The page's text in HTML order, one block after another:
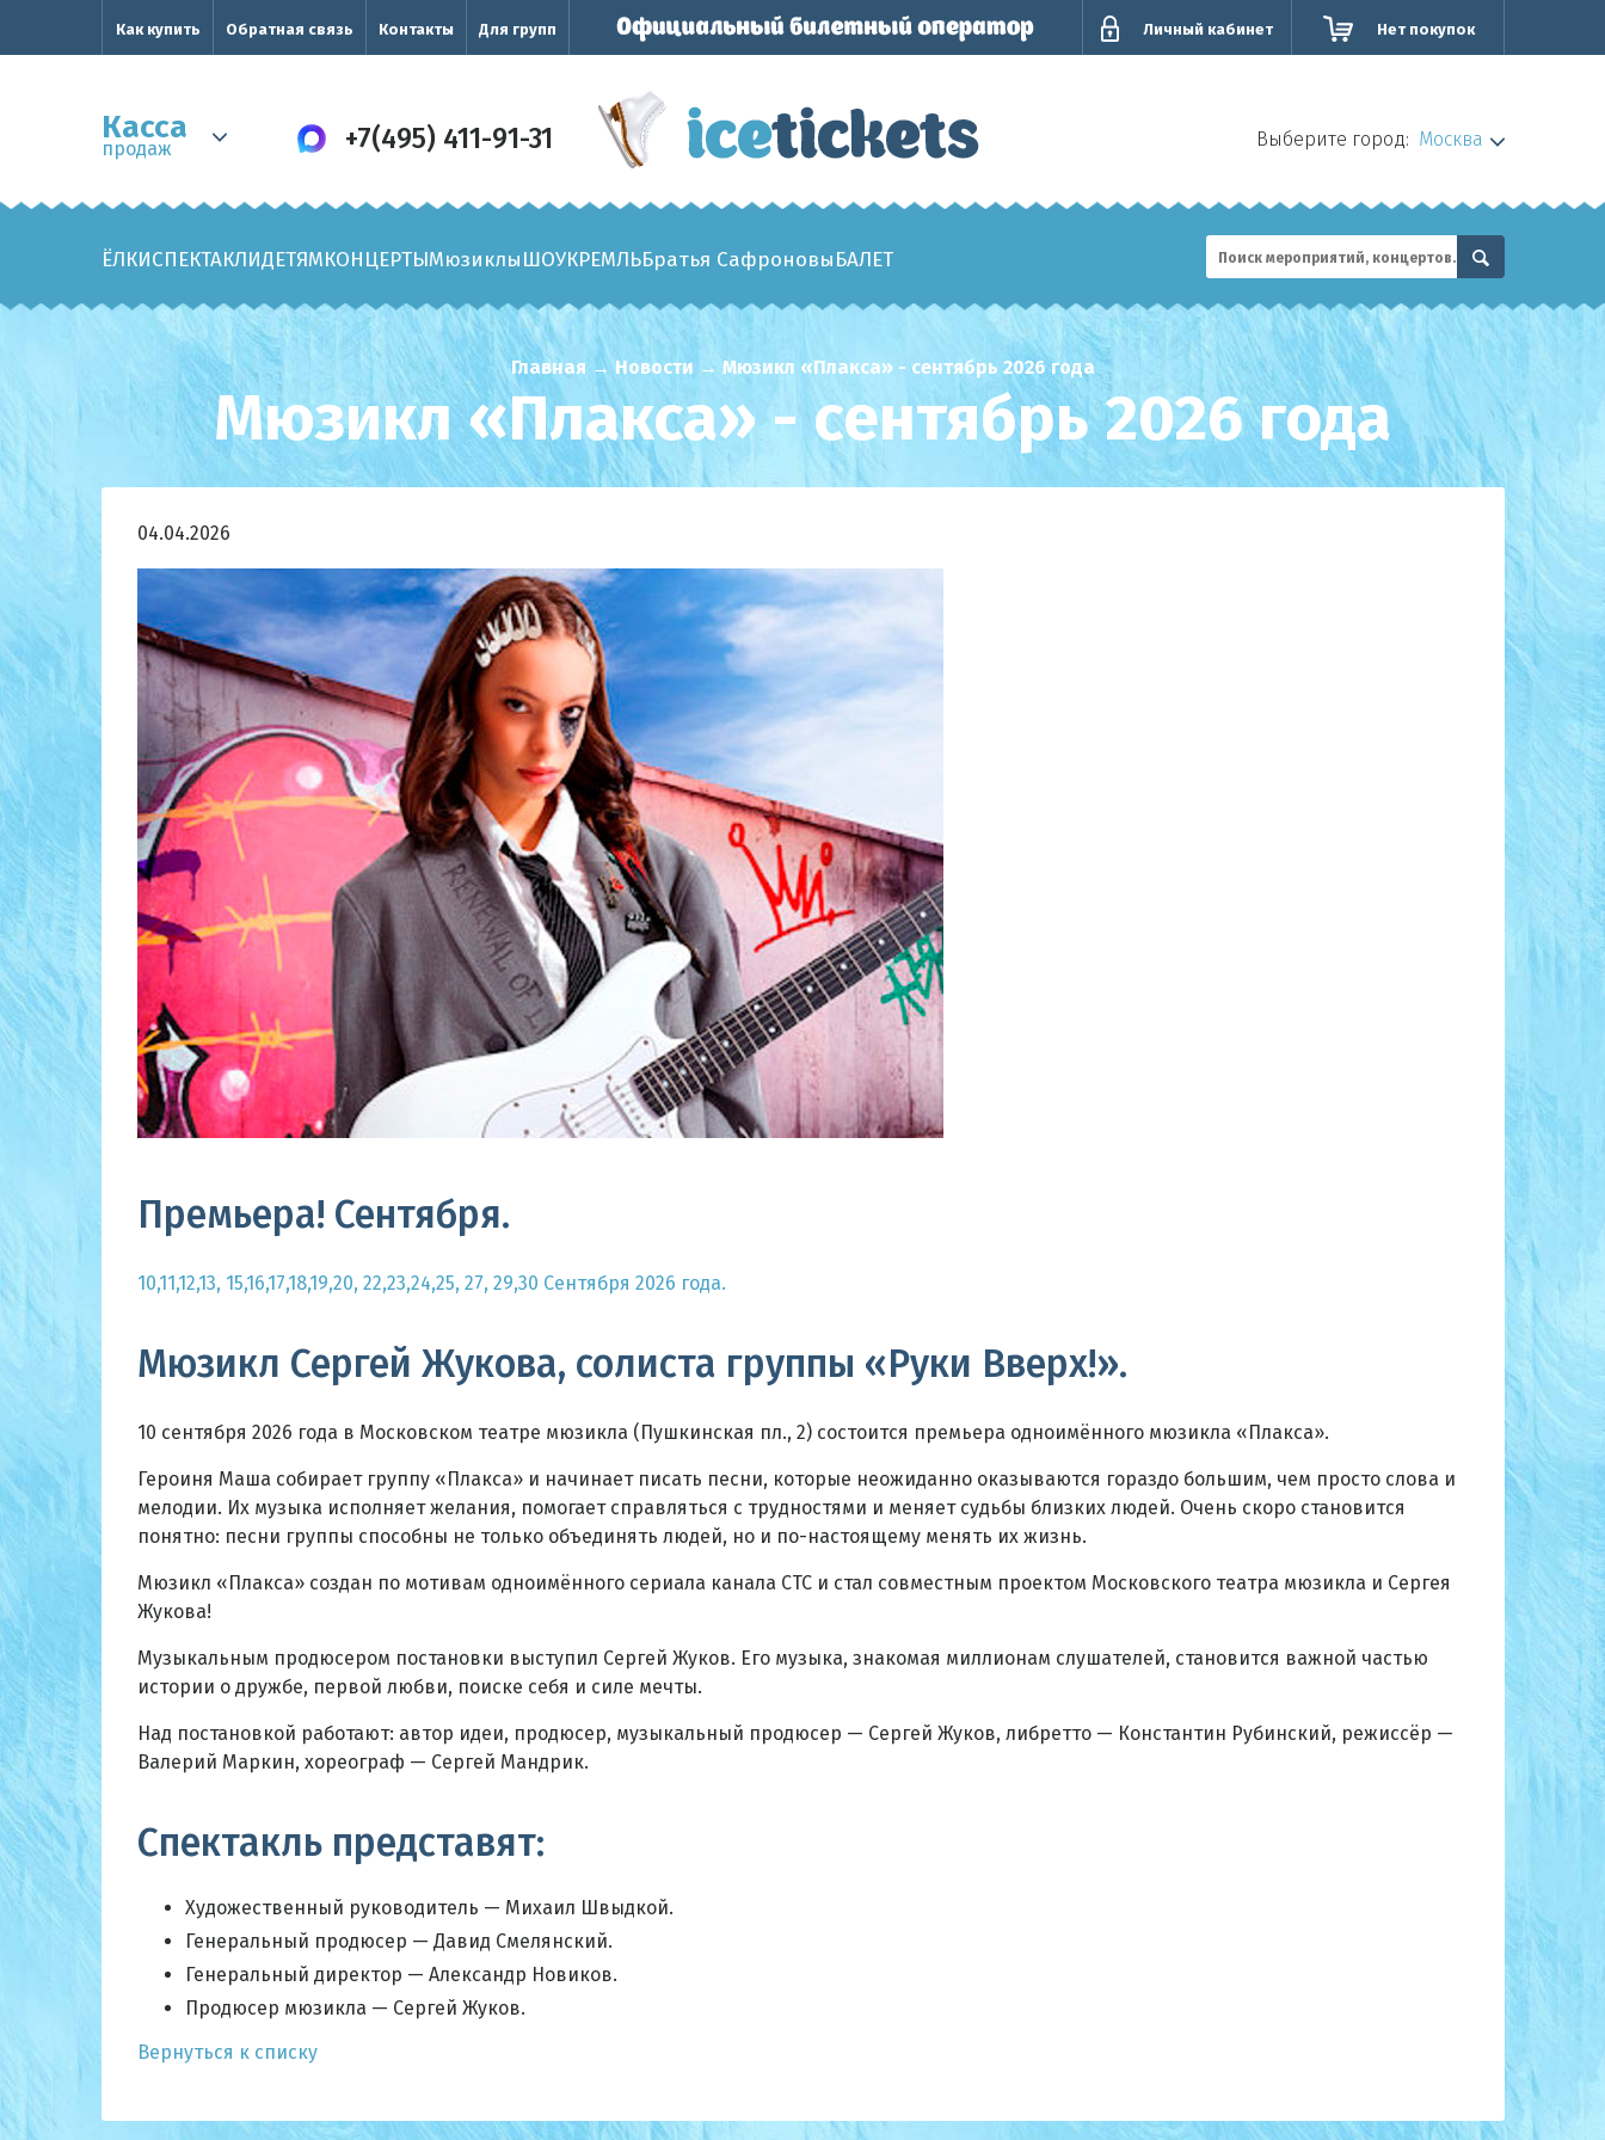
Как купить Обратная связь Контакты Для групп Личный кабинет Нет покупок
Касса
продаж +7(495) 411-91-31 Выберите город: Москва
ЁЛКИСПЕКТАКЛИДЕТЯМКОНЦЕРТЫМюзиклыШОУКРЕМЛЬБратья СафроновыБАЛЕТ
Главная → Новости → Мюзикл «Плакса» - сентябрь 2026 года
Мюзикл «Плакса» - сентябрь 2026 года
04.04.2026
Премьера! Сентября.
10,11,12,13, 15,16,17,18,19,20, 22,23,24,25, 27, 29,30 Сентября 2026 года.
Мюзикл Сергей Жукова, солиста группы «Руки Вверх!».
10 сентября 2026 года в Московском театре мюзикла (Пушкинская пл., 2) состоится премьера одноимённого мюзикла «Плакса».
Героиня Маша собирает группу «Плакса» и начинает писать песни, которые неожиданно оказываются гораздо большим, чем просто слова и
мелодии. Их музыка исполняет желания, помогает справляться с трудностями и меняет судьбы близких людей. Очень скоро становится
понятно: песни группы способны не только объединять людей, но и по-настоящему менять их жизнь.
Мюзикл «Плакса» создан по мотивам одноимённого сериала канала СТС и стал совместным проектом Московского театра мюзикла и Сергея
Жукова!
Музыкальным продюсером постановки выступил Сергей Жуков. Его музыка, знакомая миллионам слушателей, становится важной частью
истории о дружбе, первой любви, поиске себя и силе мечты.
Над постановкой работают: автор идеи, продюсер, музыкальный продюсер — Сергей Жуков, либретто — Константин Рубинский, режиссёр —
Валерий Маркин, хореограф — Сергей Мандрик.
Спектакль представят:
Художественный руководитель — Михаил Швыдкой.
Генеральный продюсер — Давид Смелянский.
Генеральный директор — Александр Новиков.
Продюсер мюзикла — Сергей Жуков.
Вернуться к списку